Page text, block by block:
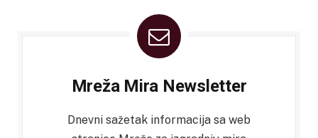
Mreža Mira Newsletter
Dnevni sažetak informacija sa web